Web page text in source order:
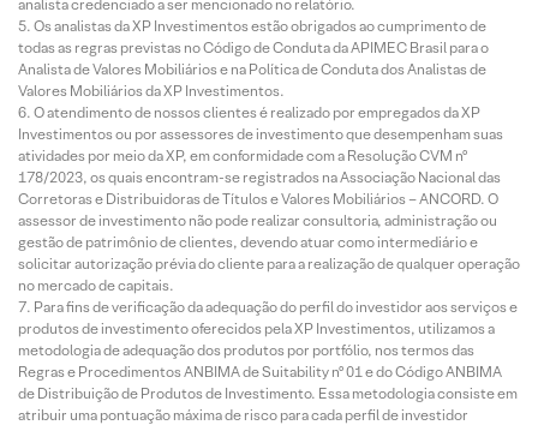
analista credenciado a ser mencionado no relatório.
Os analistas da XP Investimentos estão obrigados ao cumprimento de
todas as regras previstas no Código de Conduta da APIMEC Brasil para o
Analista de Valores Mobiliários e na Política de Conduta dos Analistas de
Valores Mobiliários da XP Investimentos.
O atendimento de nossos clientes é realizado por empregados da XP
Investimentos ou por assessores de investimento que desempenham suas
atividades por meio da XP, em conformidade com a Resolução CVM nº
178/2023, os quais encontram-se registrados na Associação Nacional das
Corretoras e Distribuidoras de Títulos e Valores Mobiliários – ANCORD. O
assessor de investimento não pode realizar consultoria, administração ou
gestão de patrimônio de clientes, devendo atuar como intermediário e
solicitar autorização prévia do cliente para a realização de qualquer operação
no mercado de capitais.
Para fins de verificação da adequação do perfil do investidor aos serviços e
produtos de investimento oferecidos pela XP Investimentos, utilizamos a
metodologia de adequação dos produtos por portfólio, nos termos das
Regras e Procedimentos ANBIMA de Suitability nº 01 e do Código ANBIMA
de Distribuição de Produtos de Investimento. Essa metodologia consiste em
atribuir uma pontuação máxima de risco para cada perfil de investidor